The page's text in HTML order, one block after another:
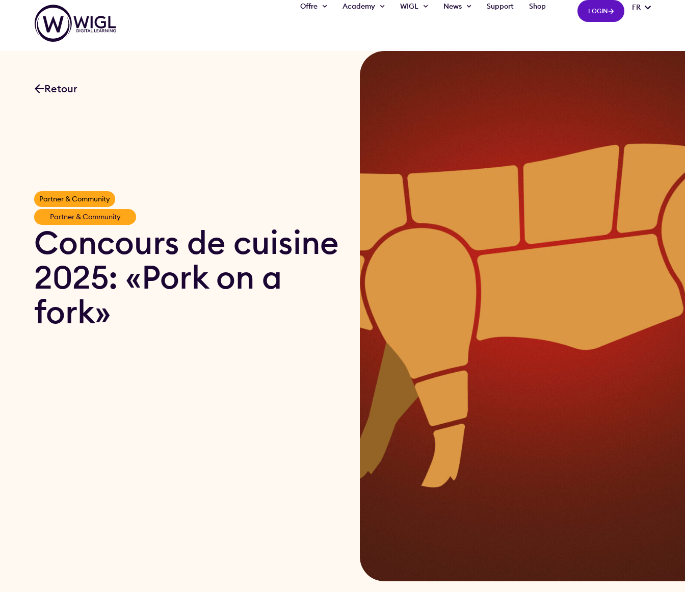
Offre Academy WIGL News Support Shop
LOGIN FR
IT
Retour
Partner & Community
Partner & Community
Concours de cuisine
2025: «Pork on a
fork»